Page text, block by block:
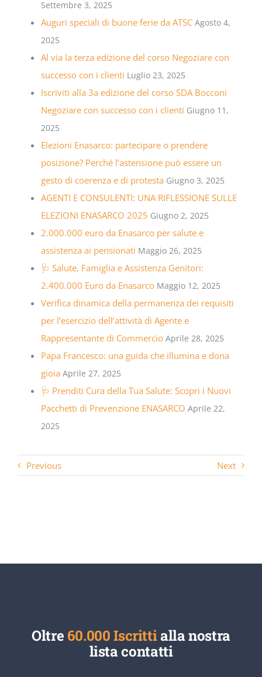
Settembre 3, 2025
Auguri speciali di buone ferie da ATSC Agosto 4,
2025
Al via la terza edizione del corso Negoziare con
successo con i clienti Luglio 23, 2025
Iscriviti alla 3a edizione del corso SDA Bocconi
Negoziare con successo con i clienti Giugno 11,
2025
Elezioni Enasarco: partecipare o prendere
posizione? Perché l’astensione può essere un
gesto di coerenza e di protesta Giugno 3, 2025
AGENTI E CONSULENTI: UNA RIFLESSIONE SULLE
ELEZIONI ENASARCO 2025 Giugno 2, 2025
2.000.000 euro da Enasarco per salute e
assistenza ai pensionati Maggio 26, 2025
🩺 Salute, Famiglia e Assistenza Genitori:
2.400.000 Euro da Enasarco Maggio 12, 2025
Verifica dinamica della permanenza dei requisiti
per l’esercizio dell’attività di Agente e
Rappresentante di Commercio Aprile 28, 2025
Papa Francesco: una guida che illumina e dona
gioia Aprile 27, 2025
🩺 Prenditi Cura della Tua Salute: Scopri i Nuovi
Pacchetti di Prevenzione ENASARCO Aprile 22,
2025
Previous Next
Oltre 60.000 Iscrittialla nostra
lista contatti